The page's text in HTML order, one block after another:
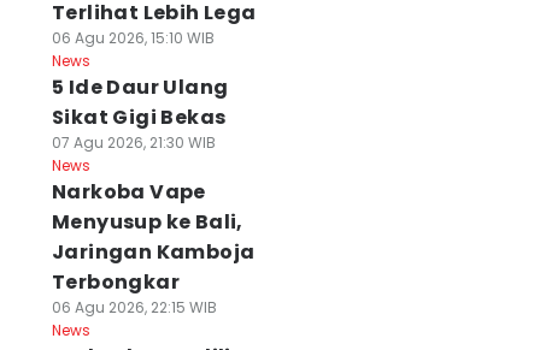
Kamboja
Agu 2026, 22:15 WIB
Pelaku Penusukan
Istri
News
Terlihat Lebih Lega
06 Agu 2026, 15:10 WIB
News
5 Ide Daur Ulang
Sikat Gigi Bekas
07 Agu 2026, 21:30 WIB
News
Narkoba Vape
Menyusup ke Bali,
Jaringan Kamboja
Terbongkar
06 Agu 2026, 22:15 WIB
News